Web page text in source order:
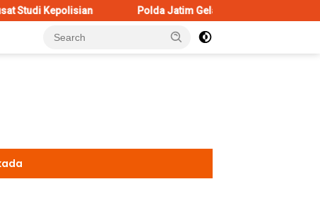
Polda Jatim Gelar Nobar Final Piala Presiden 2026,